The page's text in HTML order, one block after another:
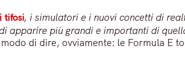
tifosi, i simulatori e i nuovi concetti di
apparire più grandi e importanti di
modo di dire, ovviamente: le Formula E